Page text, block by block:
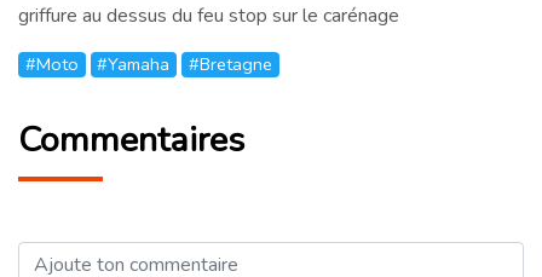
griffure au dessus du feu stop sur le carénage
#Moto #Yamaha #Bretagne
Commentaires